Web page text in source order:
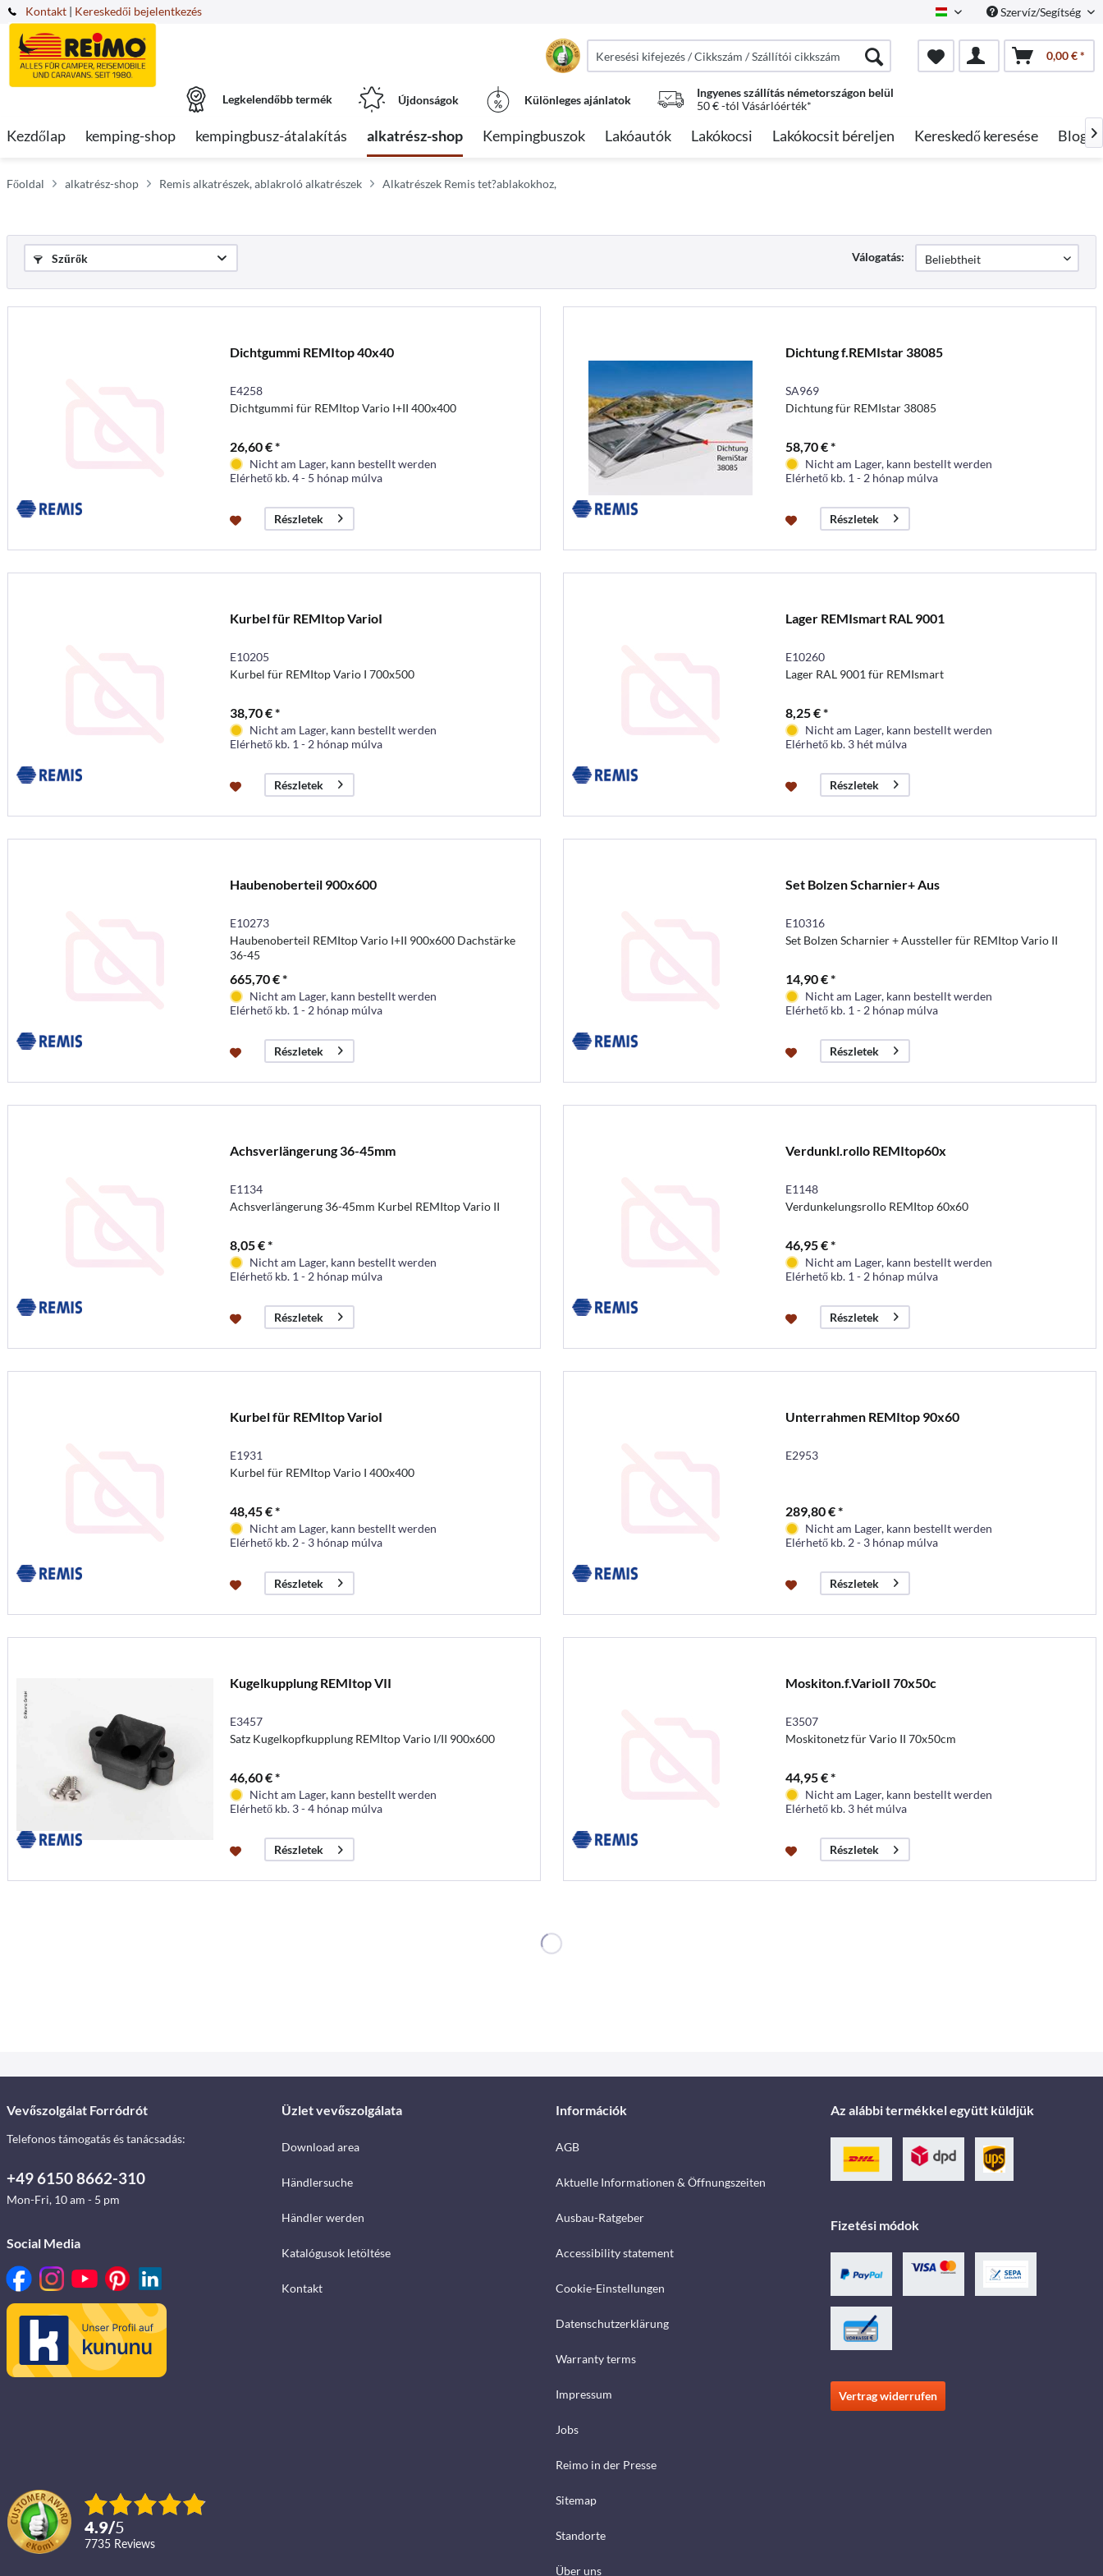
Kontakt HungarianSzervíz/Segítség
| Kereskedői bejelentkezés
0,00 € *
Legkelendőbb termék Újdonságok Különleges ajánlatok
Ingyenes szállítás németországon belül
50 € -tól Vásárlóérték*
Kezdőlap kemping-shop kempingbusz-átalakítás alkatrész-shop Kempingbuszok Lakóautók Lakókocsi Lakókocsit béreljen Kereskedő keresése Blog 
Főoldal alkatrész-shop Remis alkatrészek, ablakroló alkatrészek Alkatrészek Remis tet?ablakokhoz,
Szűrők Válogatás:
Dichtgummi REMItop 40x40
E4258
Dichtgummi für REMItop Vario I+II 400x400
26,60 € *
Nicht am Lager, kann bestellt werden
Elérhető kb. 4 - 5 hónap múlva
Részletek
Dichtung f.REMIstar 38085
SA969
Dichtung für REMIstar 38085
58,70 € *
Nicht am Lager, kann bestellt werden
Elérhető kb. 1 - 2 hónap múlva
Részletek
Kurbel für REMItop VarioI
E10205
Kurbel für REMItop Vario I 700x500
38,70 € *
Nicht am Lager, kann bestellt werden
Elérhető kb. 1 - 2 hónap múlva
Részletek
Lager REMIsmart RAL 9001
E10260
Lager RAL 9001 für REMIsmart
8,25 € *
Nicht am Lager, kann bestellt werden
Elérhető kb. 3 hét múlva
Részletek
Haubenoberteil 900x600
E10273
Haubenoberteil REMItop Vario I+II 900x600 Dachstärke
36-45
665,70 € *
Nicht am Lager, kann bestellt werden
Elérhető kb. 1 - 2 hónap múlva
Részletek
Set Bolzen Scharnier+ Aus
E10316
Set Bolzen Scharnier + Aussteller für REMItop Vario II
14,90 € *
Nicht am Lager, kann bestellt werden
Elérhető kb. 1 - 2 hónap múlva
Részletek
Achsverlängerung 36-45mm
E1134
Achsverlängerung 36-45mm Kurbel REMItop Vario II
8,05 € *
Nicht am Lager, kann bestellt werden
Elérhető kb. 1 - 2 hónap múlva
Részletek
Verdunkl.rollo REMItop60x
E1148
Verdunkelungsrollo REMItop 60x60
46,95 € *
Nicht am Lager, kann bestellt werden
Elérhető kb. 1 - 2 hónap múlva
Részletek
Kurbel für REMItop VarioI
E1931
Kurbel für REMItop Vario I 400x400
48,45 € *
Nicht am Lager, kann bestellt werden
Elérhető kb. 2 - 3 hónap múlva
Részletek
Unterrahmen REMItop 90x60
E2953
289,80 € *
Nicht am Lager, kann bestellt werden
Elérhető kb. 2 - 3 hónap múlva
Részletek
Kugelkupplung REMItop VII
E3457
Satz Kugelkopfkupplung REMItop Vario I/II 900x600
46,60 € *
Nicht am Lager, kann bestellt werden
Elérhető kb. 3 - 4 hónap múlva
Részletek
Moskiton.f.VarioII 70x50c
E3507
Moskitonetz für Vario II 70x50cm
44,95 € *
Nicht am Lager, kann bestellt werden
Elérhető kb. 3 hét múlva
Részletek
Vevőszolgálat Forródrót
Telefonos támogatás és tanácsadás:
+49 6150 8662-310
Mon-Fri, 10 am - 5 pm
Social Media
4.9/5
7735 reviews
Üzlet vevőszolgálata
Download area
Händlersuche
Händler werden
Katalógusok letöltése
Kontakt
Információk
AGB
Aktuelle Informationen & Öffnungszeiten
Ausbau-Ratgeber
Accessibility statement
Cookie-Einstellungen
Datenschutzerklärung
Warranty terms
Impressum
Jobs
Reimo in der Presse
Sitemap
Standorte
Über uns
Az alábbi termékkel együtt küldjük
Fizetési módok
Vertrag widerrufen